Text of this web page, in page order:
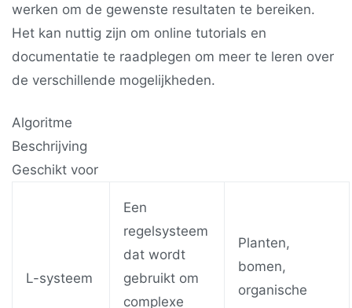
werken om de gewenste resultaten te bereiken.
Het kan nuttig zijn om online tutorials en
documentatie te raadplegen om meer te leren over
de verschillende mogelijkheden.
Algoritme
Beschrijving
Geschikt voor
L-systeem
Een
regelsysteem
dat wordt
gebruikt om
complexe
Planten,
bomen,
organische